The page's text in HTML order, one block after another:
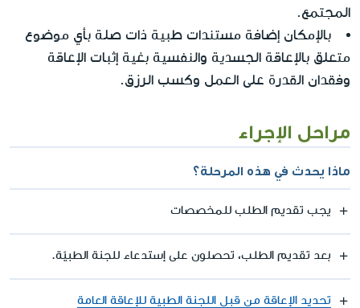
المجتمع.
بالإمكان إضافة مستندات طبية ذات صلة بأي موضوع
متعلق بالإعاقة الجسدية والنفسية بغية إثبات الإعاقة
وفقدان القدرة على العمل وكسب الرزق.
مراحل الإجراء
ماذا يحدث في هذه المرحلة؟
يجب تقديم الطلب للمخصصات
بعد تقديم الطلب، تحصلون على إستدعاء للجنة الطبيّة.
تحديد الإعاقة من قبل اللجنة الطبية للإعاقة العامة